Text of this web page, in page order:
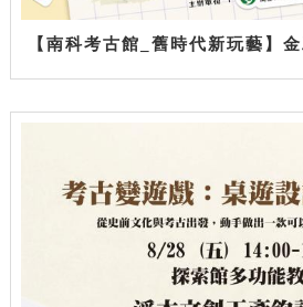
【南科考古館_舊時代新玩藝】